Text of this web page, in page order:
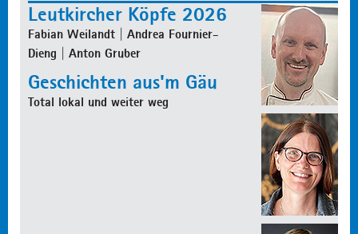
Leutkircher Köpfe 2026
Fabian Weilandt | Andrea Fournier-
Dieng | Anton Gruber
Geschichten aus'm Gäu
Total lokal und weiter weg